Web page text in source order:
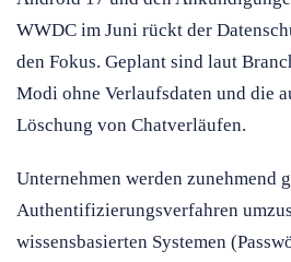
WWDC im Juni rückt der
den Fokus. Geplant sind laut
Modi ohne Verlaufsdaten und die
Löschung von Chatverläufen.
Unternehmen werden zunehmend
Authentifizierungsverfahren
wissensbasierten Systemen